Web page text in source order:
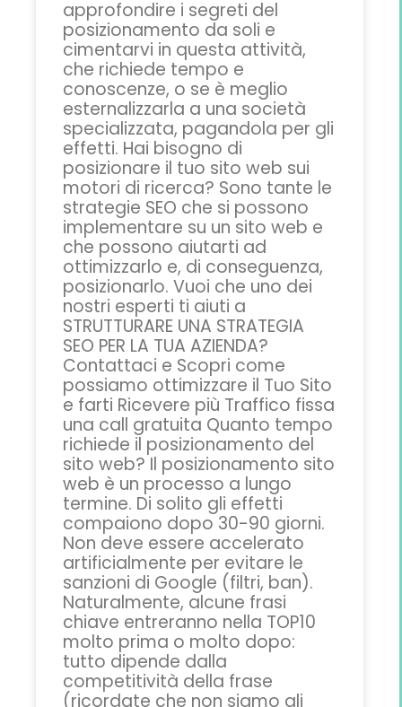
approfondire i segreti del
posizionamento da soli e
cimentarvi in questa attività,
che richiede tempo e
conoscenze, o se è meglio
esternalizzarla a una società
specializzata, pagandola per gli
effetti. Hai bisogno di
posizionare il tuo sito web sui
motori di ricerca? Sono tante le
strategie SEO che si possono
implementare su un sito web e
che possono aiutarti ad
ottimizzarlo e, di conseguenza,
posizionarlo. Vuoi che uno dei
nostri esperti ti aiuti a
STRUTTURARE UNA STRATEGIA
SEO PER LA TUA AZIENDA?
Contattaci e Scopri come
possiamo ottimizzare il Tuo Sito
e farti Ricevere più Traffico fissa
una call gratuita Quanto tempo
richiede il posizionamento del
sito web? Il posizionamento sito
web è un processo a lungo
termine. Di solito gli effetti
compaiono dopo 30-90 giorni.
Non deve essere accelerato
artificialmente per evitare le
sanzioni di Google (filtri, ban).
Naturalmente, alcune frasi
chiave entreranno nella TOP10
molto prima o molto dopo:
tutto dipende dalla
competitività della frase
(ricordate che non siamo gli